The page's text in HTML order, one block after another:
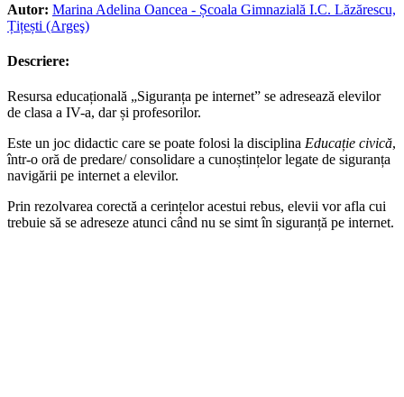
Autor: Marina Adelina Oancea - Școala Gimnazială I.C. Lăzărescu,
Țițești (Argeş)
Descriere:
Resursa educațională „Siguranța pe internet” se adresează elevilor
de clasa a IV-a, dar și profesorilor.
Este un joc didactic care se poate folosi la disciplina Educație civică,
într-o oră de predare/ consolidare a cunoștințelor legate de siguranța
navigării pe internet a elevilor.
Prin rezolvarea corectă a cerințelor acestui rebus, elevii vor afla cui
trebuie să se adreseze atunci când nu se simt în siguranță pe internet.